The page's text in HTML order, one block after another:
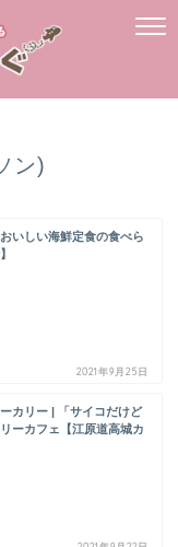
ン)
いしい海鮮定食の食べら
2021年9月25日
カリー | 「サイコだけど
ーカフェ【江原道高城カ